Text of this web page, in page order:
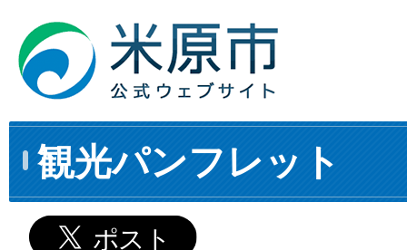
観光パンフレット